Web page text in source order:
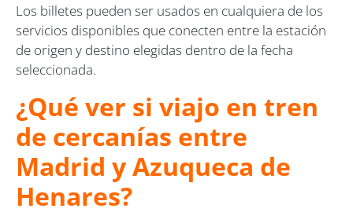
Los billetes pueden ser usados en cualquiera de los
servicios disponibles que conecten entre la estación
de origen y destino elegidas dentro de la fecha
seleccionada.
¿Qué ver si viajo en tren
de cercanías entre
Madrid y Azuqueca de
Henares?